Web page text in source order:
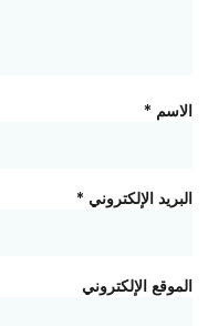
الاسم *
البريد الإلكتروني *
الموقع الإلكتروني